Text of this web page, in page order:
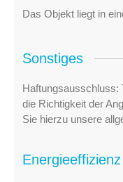
Das Objekt liegt in
Sonstiges
Haftungsausschluss:
die Richtigkeit der
Sie hierzu unsere
Energieeffizienz